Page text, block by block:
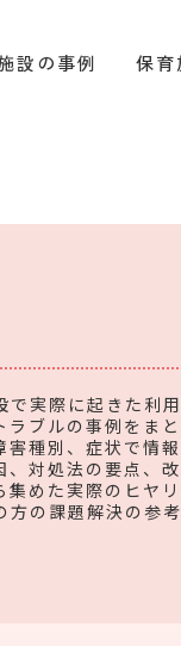
設の事例 保育
実際に起きた利
ブルの事例をま
害種別、症状で情
対処法の要点、
めた実際のヒヤ
方の課題解決の参